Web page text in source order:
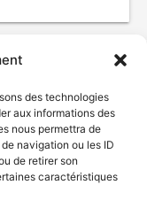
des technologies
aux informations des
nous permettra de
navigation ou les ID
de retirer son
caractéristiques
2026